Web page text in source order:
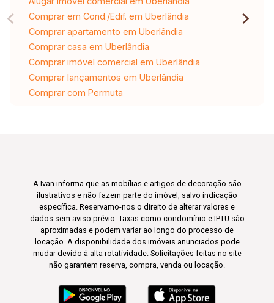
Comprar em Cond./Edif. em Uberlândia
Comprar apartamento em Uberlândia
Comprar casa em Uberlândia
Comprar imóvel comercial em Uberlândia
Comprar lançamentos em Uberlândia
Comprar com Permuta
A Ivan informa que as mobílias e artigos de decoração são
ilustrativos e não fazem parte do imóvel, salvo indicação
específica. Reservamo-nos o direito de alterar valores e
dados sem aviso prévio. Taxas como condomínio e IPTU são
aproximadas e podem variar ao longo do processo de
locação. A disponibilidade dos imóveis anunciados pode
mudar devido à alta rotatividade. Solicitações feitas no site
não garantem reserva, compra, venda ou locação.